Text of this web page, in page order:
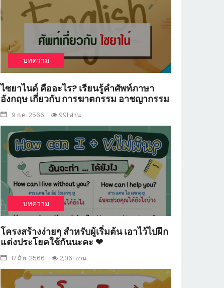
1
บทความ
ไซยาไนด์ คืออะไร? เรียนรู้คำศัพท์ภาษา
อังกฤษ เกี่ยวกับ การฆาตกรรม อาชญากรรม
9 ก.ค. 2566 991 อ่าน
1
บทความ
โครงสร้างง่ายๆ สำหรับผู้เริ่มต้น เอาไว้ไปฝึก
แต่งประโยคใช้กันนะคะ ❤
17 มิ.ย. 2566 2,061 อ่าน